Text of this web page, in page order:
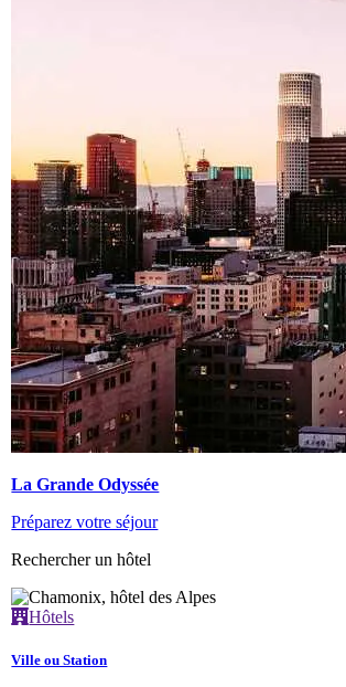
La Grande Odyssée
Préparez votre séjour
Rechercher un hôtel
Hôtels
Ville ou Station